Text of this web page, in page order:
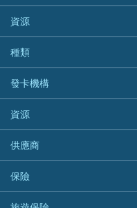
稅季/稅務貸款
網上貸款
結餘轉戶(清卡數貸款)
銀行貸款
財務公司貸款
免入息貸款
免TU貸款
急借錢
BEA 東亞銀行
BOC 中國銀行
Cashing Pro 優尚信貸
CCB(Asia) 中國建設銀行 (亞洲)
Citibank 花旗銀行
CNCBI 信銀國際
CreFIT 維信
DBS 星展銀行
DSB 大新銀行
資源
如何申請個人貸款
如何管理個人貸款
個人貸款有用資訊
清卡數貸款教學
循環貸款教學
個人化貸款產品推介 🔥全新
債務重組一覽
供樓利息扣稅
種類
網購優惠
精選外幣網購信用卡
尊尚信用卡
公司信用卡
電子錢包信用卡
日本遊信用卡攻略
韓國遊信用卡攻略
發卡機構
Citibank花旗銀行
AE美國運通
DBS星展銀行
HSBC滙豐銀行
Mox
資源
Black Friday優惠
淘寶付款方式
一田購物優惠日
SOGO感謝祭
供應商
八達通自動增值信用卡
保險
旅遊保險